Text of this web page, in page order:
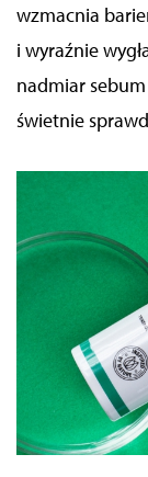
wzmacnia
i wyraźnie
nadmiar
świetnie